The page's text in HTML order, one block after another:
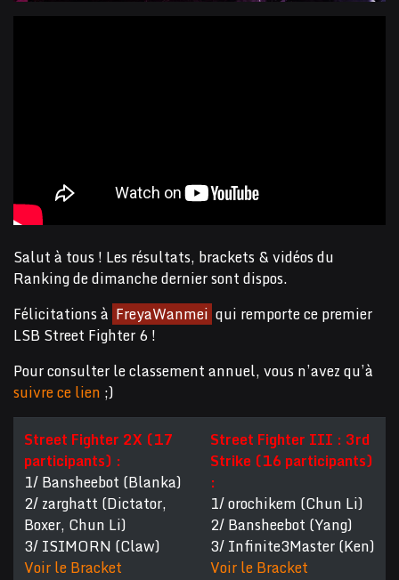
Salut à tous ! Les résultats, brackets & vidéos du
Ranking de dimanche dernier sont dispos.
Félicitations à FreyaWanmei qui remporte ce premier
LSB Street Fighter 6 !
Pour consulter le classement annuel, vous n’avez qu’à
suivre ce lien ;)
Street Fighter 2X (17
participants) :
1/ Bansheebot (Blanka)
2/ zarghatt (Dictator,
Boxer, Chun Li)
3/ ISIMORN (Claw)
Voir le Bracket
Street Fighter III : 3rd
Strike (16 participants)
:
1/ orochikem (Chun Li)
2/ Bansheebot (Yang)
3/ Infinite3Master (Ken)
Voir le Bracket